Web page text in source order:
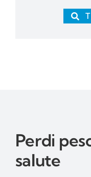
Perdi
salute